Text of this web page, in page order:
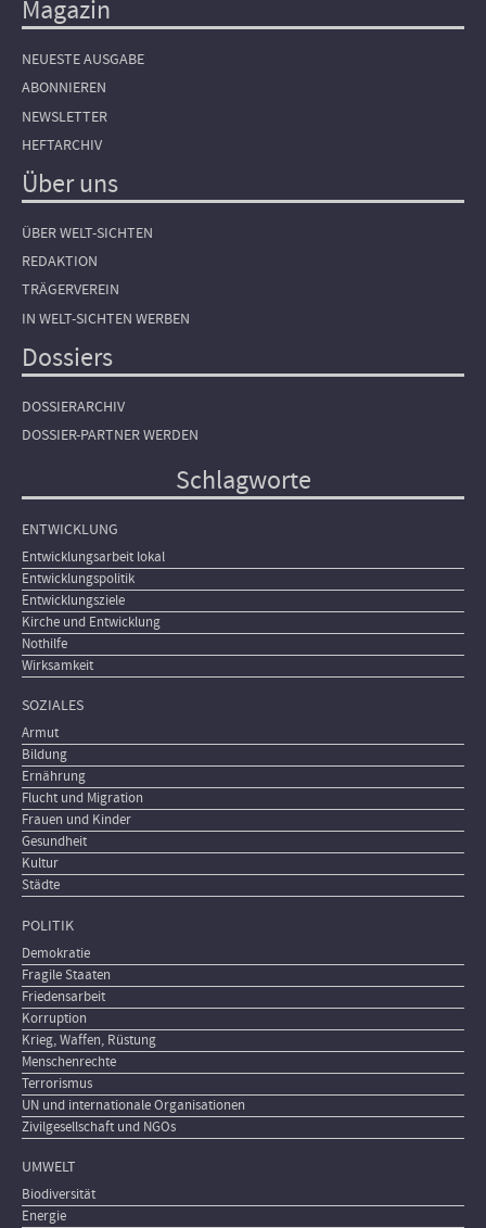
Magazin
NEUESTE AUSGABE
ABONNIEREN
NEWSLETTER
HEFTARCHIV
Über uns
ÜBER WELT-SICHTEN
REDAKTION
TRÄGERVEREIN
IN WELT-SICHTEN WERBEN
Dossiers
DOSSIERARCHIV
DOSSIER-PARTNER WERDEN
Schlagworte
ENTWICKLUNG
Entwicklungsarbeit lokal
Entwicklungspolitik
Entwicklungsziele
Kirche und Entwicklung
Nothilfe
Wirksamkeit
SOZIALES
Armut
Bildung
Ernährung
Flucht und Migration
Frauen und Kinder
Gesundheit
Kultur
Städte
POLITIK
Demokratie
Fragile Staaten
Friedensarbeit
Korruption
Krieg, Waffen, Rüstung
Menschenrechte
Terrorismus
UN und internationale Organisationen
Zivilgesellschaft und NGOs
UMWELT
Biodiversität
Energie